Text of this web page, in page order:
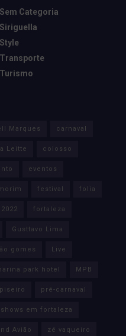
Sem Categoria
Siriguella
Style
Transporte
Turismo
Marques carnaval
Leitte colosso
eventos
festival folia
fortaleza
Gusttavo Lima
gomes Live
park hotel MPB
piseiro pré-carnaval
shows em fortaleza
Avião zé vaqueiro